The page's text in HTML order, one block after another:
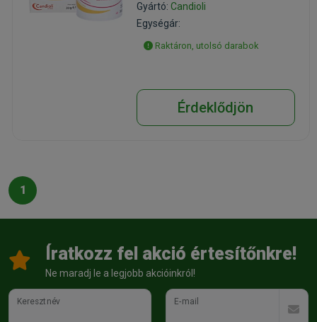
Gyártó: Candioli
Egységár:
Raktáron, utolsó darabok
Érdeklődjön
1
Íratkozz fel akció értesítőnkre!
Ne maradj le a legjobb akcióinkról!
Keresztnév E-mail